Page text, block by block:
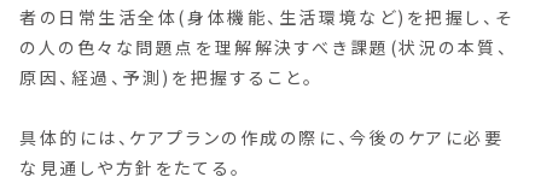
者の日常生活全体(身体機能、生活環境など)を把握し、そ
の人の色々な問題点を理解解決すべき課題(状況の本質、
原因、経過、予測)を把握すること。
具体的には、ケアプランの作成の際に、今後のケアに必要
な見通しや方針をたてる。